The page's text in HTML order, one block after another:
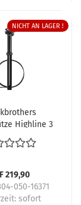
NICHT AN LAGER !
Highline 3
219,90
050-16371
sofort